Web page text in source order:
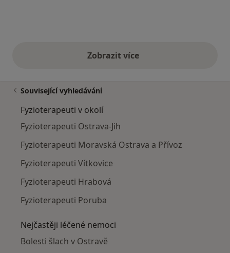
Zobrazit vícevýše uvedené názory
Související vyhledávání
Fyzioterapeuti v okolí
Fyzioterapeuti Ostrava-Jih
Fyzioterapeuti Moravská Ostrava a Přívoz
Fyzioterapeuti Vítkovice
Fyzioterapeuti Hrabová
Fyzioterapeuti Poruba
Nejčastěji léčené nemoci
Bolesti šlach v Ostravě